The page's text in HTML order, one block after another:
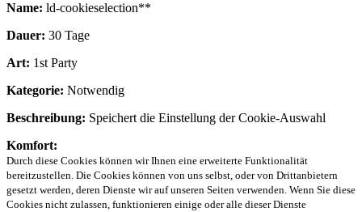
Name: ld-cookieselection**
Dauer: 30 Tage
Art: 1st Party
Kategorie: Notwendig
Beschreibung: Speichert die Einstellung der Cookie-Auswahl
Komfort:
Durch diese Cookies können wir Ihnen eine erweiterte Funktionalität
bereitzustellen. Die Cookies können von uns selbst, oder von Drittanbietern
gesetzt werden, deren Dienste wir auf unseren Seiten verwenden. Wenn Sie diese
Cookies nicht zulassen, funktionieren einige oder alle dieser Dienste